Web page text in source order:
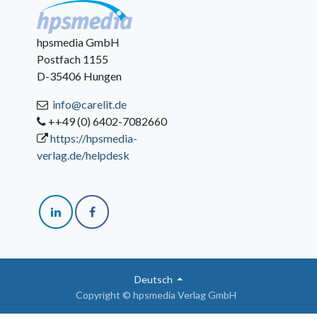
hpsmedia GmbH
Postfach 1155
D-35406 Hungen
info@carelit.de
++49 (0) 6402-7082660
https://hpsmedia-
verlag.de/helpdesk
Copyright © hpsmedia Verlag GmbH
Deutsch